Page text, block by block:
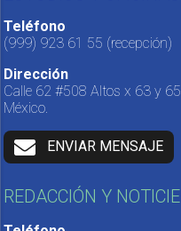
Teléfono
(999) 923 61 55 (recepción)
Dirección
Calle 62 #508 Altos x 63 y
México.
ENVIAR MENSAJE
REDACCIÓN Y